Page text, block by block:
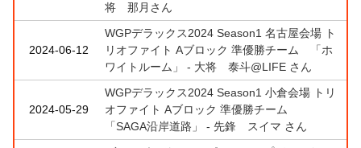
将 那月さん
2024-06-12
WGPデラックス2024 Season1 名古屋会場 ト
リオファイト Aブロック 準優勝チーム 「ホ
ワイトルーム」 - 大将 泰斗@LIFE さん
2024-05-29
WGPデラックス2024 Season1 小倉会場 トリ
オファイト Aブロック 準優勝チーム
「SAGA沿岸道路」 - 先鋒 スイマ さん